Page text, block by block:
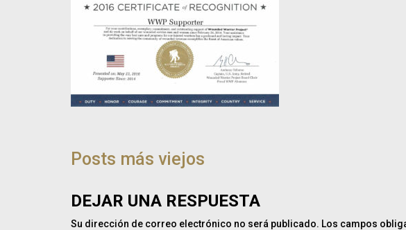
DE
Posts más viejos
DEJAR UNA RESPUESTA
Su dirección de correo electrónico no será publicado. Los campos